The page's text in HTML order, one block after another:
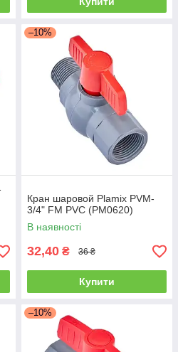
–10%
Кран шаровой Plamix PVM-
3/4" FM PVC (PM0620)
В наявності
32,40 ₴ 36 ₴
Купити
–10%